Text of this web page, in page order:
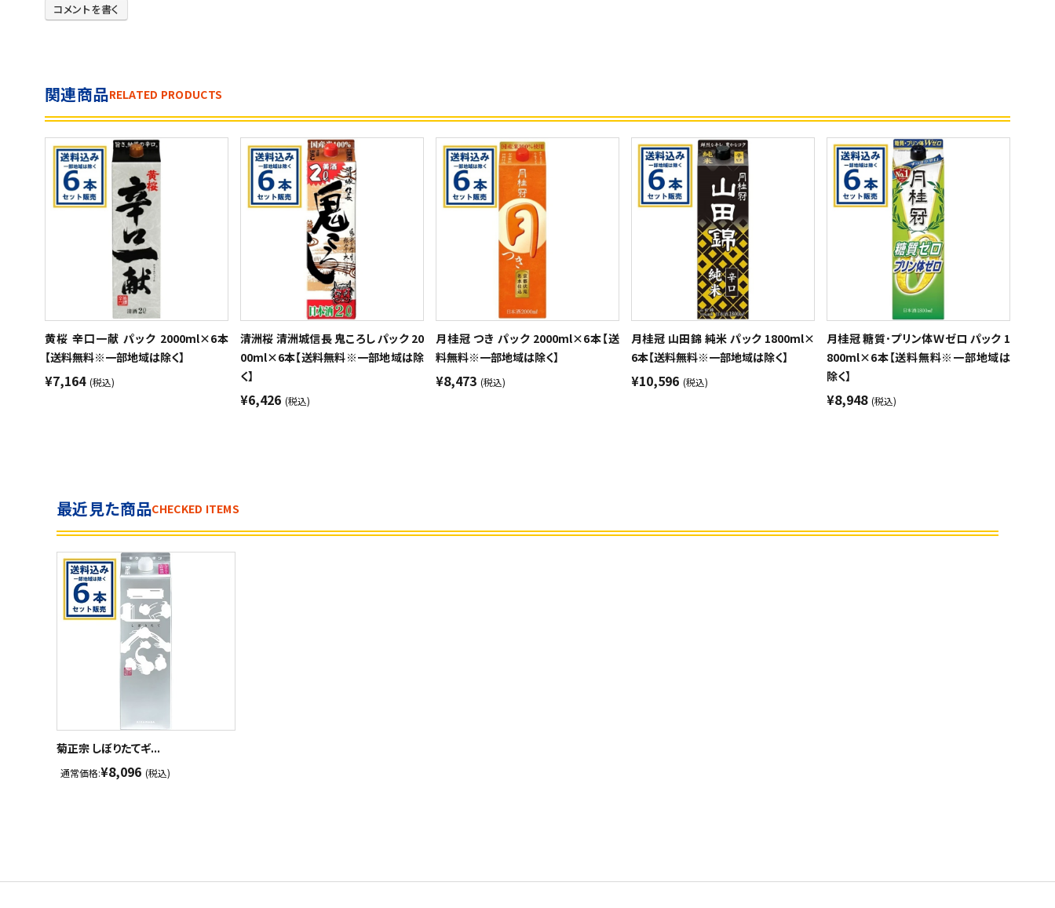
コメントを書く
関連商品RELATED PRODUCTS
黄桜 辛口一献 パック 2000ml×6本
【送料無料※一部地域は除く】
¥7,164 (税込)
清洲桜 清洲城信長 鬼ころし パック 20
00ml×6本【送料無料※一部地域は除
く】
¥6,426 (税込)
月桂冠 つき パック 2000ml×6本【送
料無料※一部地域は除く】
¥8,473 (税込)
月桂冠 山田錦 純米 パック 1800ml×
6本【送料無料※一部地域は除く】
¥10,596 (税込)
月桂冠 糖質･プリン体Ｗゼロ パック 1
800ml×6本【送料無料※一部地域は
除く】
¥8,948 (税込)
最近見た商品CHECKED ITEMS
菊正宗 しぼりたてギ...
通常価格:¥8,096 (税込)